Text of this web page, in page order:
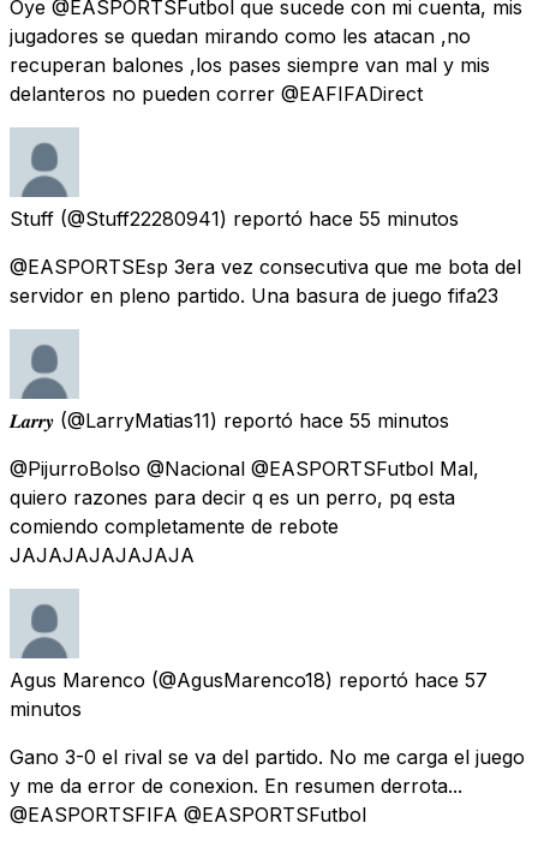
Oye @EASPORTSFutbol que sucede con mi cuenta, mis
jugadores se quedan mirando como les atacan ,no
recuperan balones ,los pases siempre van mal y mis
delanteros no pueden correr @EAFIFADirect
Stuff (@Stuff22280941) reportó hace 55 minutos
@EASPORTSEsp 3era vez consecutiva que me bota del
servidor en pleno partido. Una basura de juego fifa23
𝑳𝒂𝒓𝒓𝒚 (@LarryMatias11) reportó hace 55 minutos
@PijurroBolso @Nacional @EASPORTSFutbol Mal,
quiero razones para decir q es un perro, pq esta
comiendo completamente de rebote
JAJAJAJAJAJAJA
Agus Marenco (@AgusMarenco18) reportó hace 57
minutos
Gano 3-0 el rival se va del partido. No me carga el juego
y me da error de conexion. En resumen derrota...
@EASPORTSFIFA @EASPORTSFutbol